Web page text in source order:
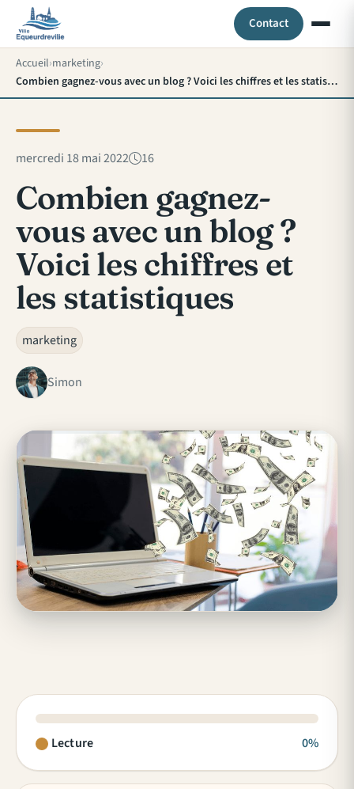
Contact
Accueil marketing
Combien gagnez-vous avec un blog ? Voici les chiffres et les statistiques
mercredi 18 mai 2022 16
Combien gagnez-
vous avec un blog ?
Voici les chiffres et
les statistiques
marketing
Simon
Lecture 0%